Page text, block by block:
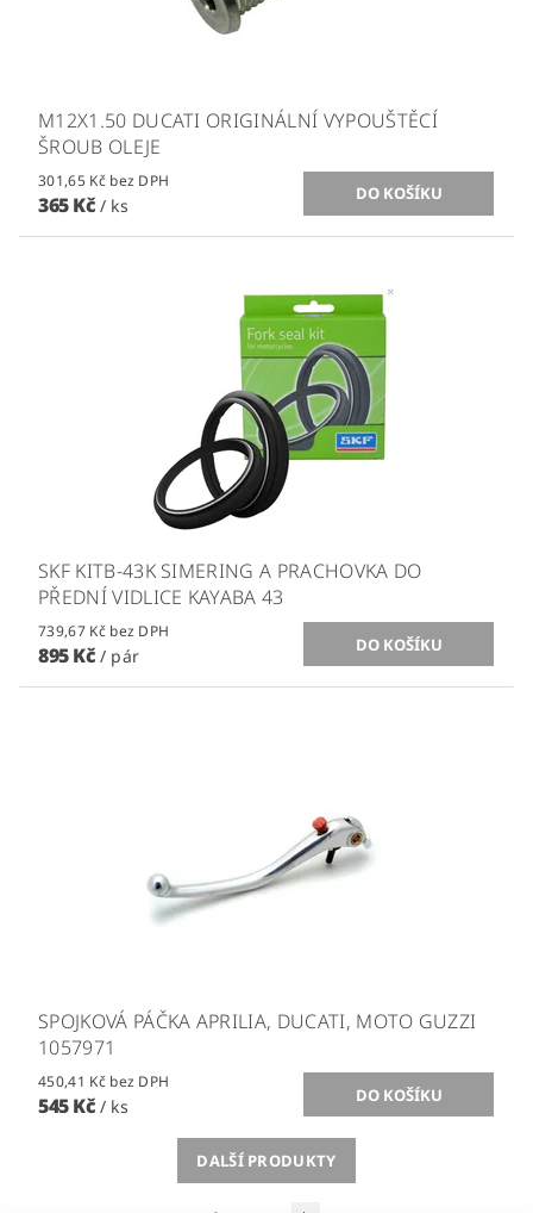
M12X1.50 DUCATI ORIGINÁLNÍ VYPOUŠTĚCÍ
ŠROUB OLEJE
301,65 Kč bez DPH
365 Kč / ks
SKF KITB-43K SIMERING A PRACHOVKA DO
PŘEDNÍ VIDLICE KAYABA 43
739,67 Kč bez DPH
895 Kč / pár
SPOJKOVÁ PÁČKA APRILIA, DUCATI, MOTO GUZZI
1057971
450,41 Kč bez DPH
545 Kč / ks
DALŠÍ PRODUKTY